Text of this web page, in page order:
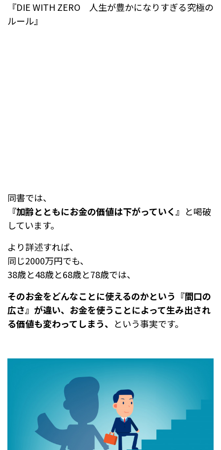
『DIE WITH ZERO 人生が豊かになりすぎる究極の
ルール』
同書では、
『加齢とともにお金の価値は下がっていく』 と喝破
しています。
より詳述すれば、
同じ2000万円でも、
38歳と48歳と68歳と78歳では、
そのお金をどんなことに使えるのかという『間口の
広さ』が違い、お金を使うことによって生み出され
る価値も変わってしまう、 という事実です。